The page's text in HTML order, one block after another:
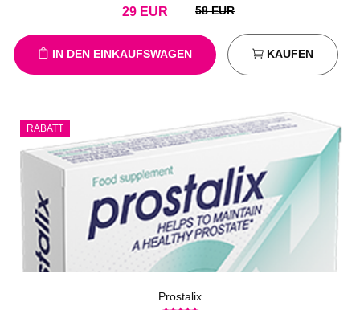
EUR
29 58 EUR
IN DEN EINKAUFSWAGEN KAUFEN
RABATT
Prostalix